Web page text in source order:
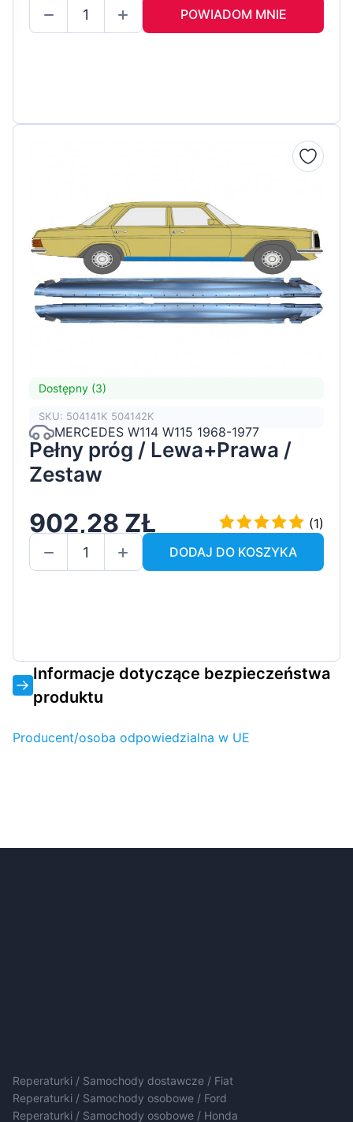
POWIADOM MNIE
Dostępny (3)
SKU: 504141K 504142K
MERCEDES W114 W115 1968-1977
Pełny próg / Lewa+Prawa /
Zestaw
902,28 ZŁ
(1)
DODAJ DO KOSZYKA
Informacje dotyczące bezpieczeństwa
produktu
Producent/osoba odpowiedzialna w UE
Reperaturki / Samochody dostawcze / Fiat
Reperaturki / Samochody osobowe / Ford
Reperaturki / Samochody osobowe / Honda